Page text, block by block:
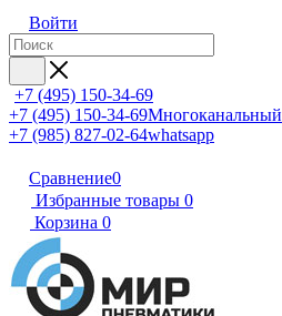
Войти
+7 (495) 150-34-69
+7 (495) 150-34-69Многоканальный
+7 (985) 827-02-64whatsapp
Сравнение0
Избранные товары 0
Корзина 0